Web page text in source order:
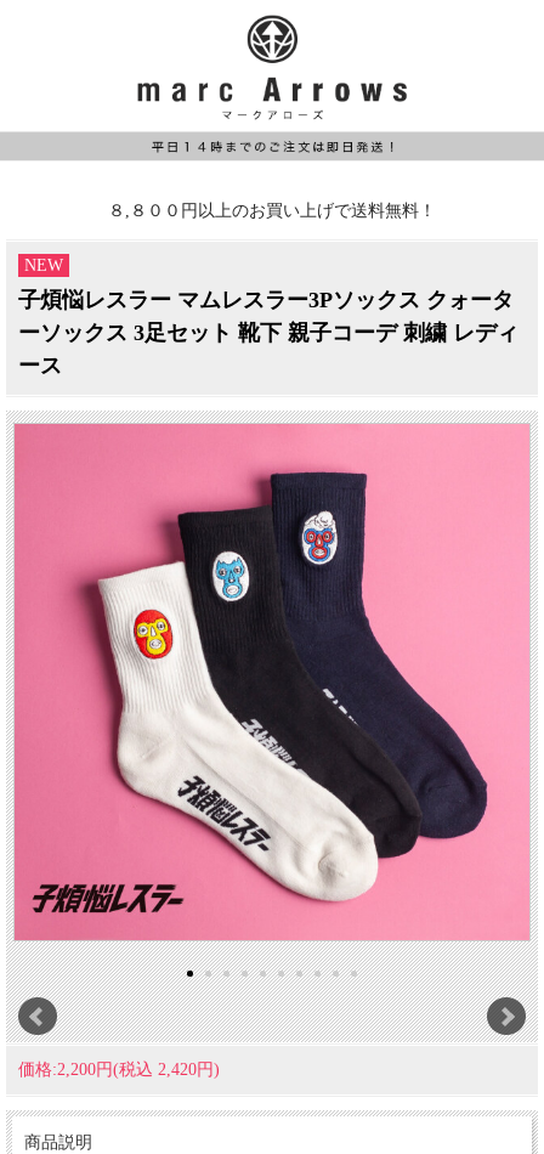
８,８００円以上のお買い上げで送料無料！
NEW
子煩悩レスラー マムレスラー3Pソックス クォータ
ーソックス 3足セット 靴下 親子コーデ 刺繍 レディ
ース
価格:2,200円(税込 2,420円)
商品説明